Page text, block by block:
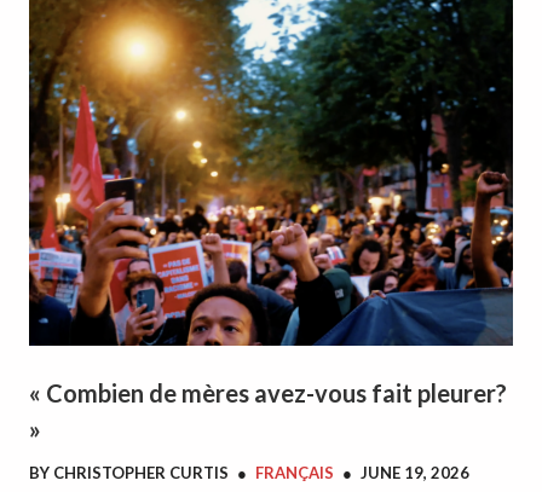
« Combien de mères avez-vous fait pleurer?
»
BY CHRISTOPHER CURTIS ● FRANÇAIS ● JUNE 19, 2026